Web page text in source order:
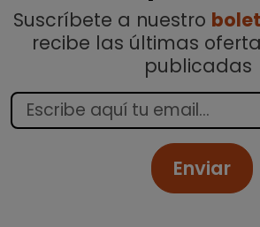
Suscríbete a nuestro
recibe las últimas
publicadas
Enviar